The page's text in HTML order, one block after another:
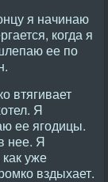
я начинаю
когда я
ее по
втягивает
Я
ее ягодицы.
нее. Я
уже
вздыхает.